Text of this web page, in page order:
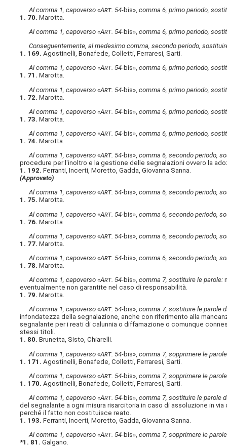
Al comma 1, capoverso «Art . 54-bis»,comma 6, primo periodo,
1. 70. Marotta.
Al comma 1, capoverso «Art. 54-bis»,comma 6, primo periodo,
Conseguentemente, al medesimo comma, secondo periodo,
1. 169. Agostinelli, Bonafede, Colletti, Ferraresi, Sarti.
Al comma 1, capoverso «Art. 54-bis»,comma 6, primo periodo,
1. 71. Marotta.
Al comma 1, capoverso «Art . 54-bis»,comma 6, primo periodo,
1. 72. Marotta.
Al comma 1, capoverso «Art . 54-bis»,comma 6, primo periodo,
1. 73. Marotta.
Al comma 1, capoverso «Art. 54-bis»,comma 6, primo periodo,
1. 74. Marotta.
Al comma 1, capoverso «Art. 54-bis»,comma 6, secondo periodo,
procedure per l'inoltro e la gestione delle segnalazioni ovvero la
1. 192. Ferranti, Incerti, Moretto, Gadda, Giovanna Sanna.
(Approvato)
Al comma 1, capoverso «Art. 54-bis»,comma 6, secondo periodo,
1. 75. Marotta.
Al comma 1, capoverso «Art . 54-bis»,comma 6, secondo periodo,
1. 76. Marotta.
Al comma 1, capoverso «Art . 54-bis»,comma 6, secondo periodo,
1. 77. Marotta.
Al comma 1, capoverso «Art . 54-bis»,comma 6, secondo periodo,
1. 78. Marotta.
Al comma 1, capoverso «Art. 54-bis»,comma 7, sostituire le parole:
eventualmente non garantite nel caso di responsabilità.
1. 79. Marotta.
Al comma 1, capoverso «Art. 54-bis»,comma 7, sostituire le parole
infondatezza della segnalazione, anche con riferimento alla
segnalante per i reati di calunnia o diffamazione o comunque
stessi titoli.
1. 80. Brunetta, Sisto, Chiarelli.
Al comma 1, capoverso «Art . 54-bis»,comma 7, sopprimere le
1. 171. Agostinelli, Bonafede, Colletti, Ferraresi, Sarti.
Al comma 1, capoverso «Art . 54-bis»,comma 7, sopprimere le
1. 170. Agostinelli, Bonafede, Colletti, Ferraresi, Sarti.
Al comma 1, capoverso «Art . 54-bis»,comma 7, sostituire le parole
del segnalante a ogni misura risarcitoria in caso di assoluzione in
perché il fatto non costituisce reato.
1. 193. Ferranti, Incerti, Moretto, Gadda, Giovanna Sanna.
Al comma 1, capoverso «Art. 54-bis»,comma 7, sopprimere le
*1. 81. Galgano.